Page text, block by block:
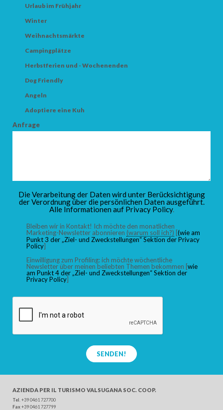
Urlaub im Frühjahr
Winter
Weihnachtsmärkte
Campingplätze
Herbstferien und - Wochenenden
Dog Friendly
Angeln
Adoptiere eine Kuh
Anfrage
Die Verarbeitung der Daten wird unter Berücksichtigung
der Verordnung über die persönlichen Daten ausgeführt.
Alle Informationen auf Privacy Policy.
Bleiben wir in Kontakt! Ich möchte den monatlichen
Marketing-Newsletter abonnieren (warum soll ich?) [(wie am
Punkt 3 der „Ziel- und Zweckstellungen“ Sektion der Privacy
Policy]
Einwilligung zum Profiling: ich möchte wöchentliche
Newsletter über meinen beliebten Themen bekommen [wie
am Punkt 4 der „Ziel- und Zweckstellungen“ Sektion der
Privacy Policy]
SENDEN!
AZIENDA PER IL TURISMO VALSUGANA SOC. COOP.
Tel . +39 0461 727700
Fax+39 0461 727799